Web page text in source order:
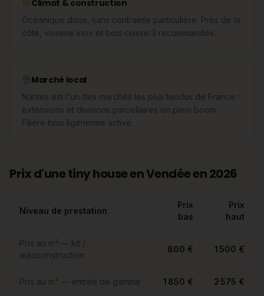
Climat & construction
Océanique doux, sans contrainte particulière. Près de la
côte, visserie inox et bois classe 3 recommandés.
Marché local
Nantes est l'un des marchés les plus tendus de France :
extensions et divisions parcellaires en plein boom.
Filière bois ligérienne active.
Prix d'une tiny house en Vendée en 2026
Niveau de prestation
Prix
bas
Prix
haut
Prix au m² — kit /
autoconstruction
800 € 1 500 €
Prix au m² — entrée de gamme 1 850 € 2 575 €